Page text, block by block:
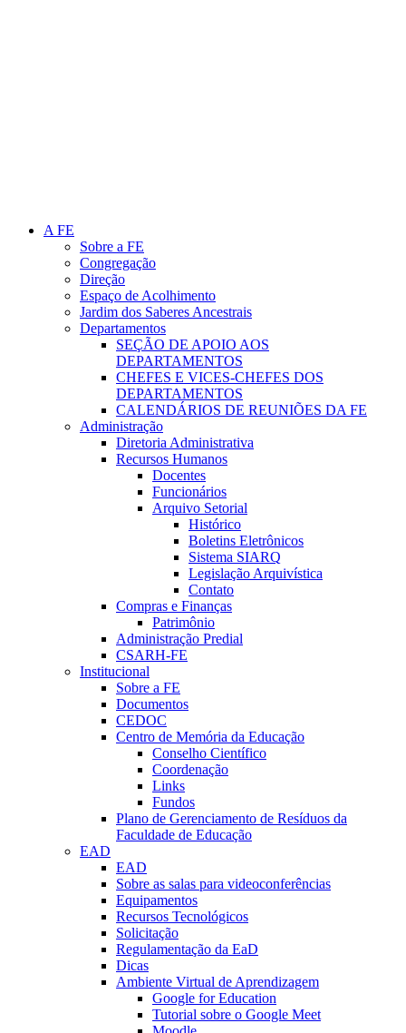
A FE
Sobre a FE
Congregação
Direção
Espaço de Acolhimento
Jardim dos Saberes Ancestrais
Departamentos
SEÇÃO DE APOIO AOS
DEPARTAMENTOS
CHEFES E VICES-CHEFES DOS
DEPARTAMENTOS
CALENDÁRIOS DE REUNIÕES DA FE
Administração
Diretoria Administrativa
Recursos Humanos
Docentes
Funcionários
Arquivo Setorial
Histórico
Boletins Eletrônicos
Sistema SIARQ
Legislação Arquivística
Contato
Compras e Finanças
Patrimônio
Administração Predial
CSARH-FE
Institucional
Sobre a FE
Documentos
CEDOC
Centro de Memória da Educação
Conselho Científico
Coordenação
Links
Fundos
Plano de Gerenciamento de Resíduos da
Faculdade de Educação
EAD
EAD
Sobre as salas para videoconferências
Equipamentos
Recursos Tecnológicos
Solicitação
Regulamentação da EaD
Dicas
Ambiente Virtual de Aprendizagem
Google for Education
Tutorial sobre o Google Meet